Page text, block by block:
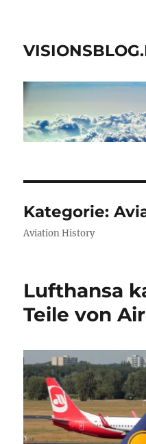
Kategorie:
Aviation History
Lufthansa
Teile von